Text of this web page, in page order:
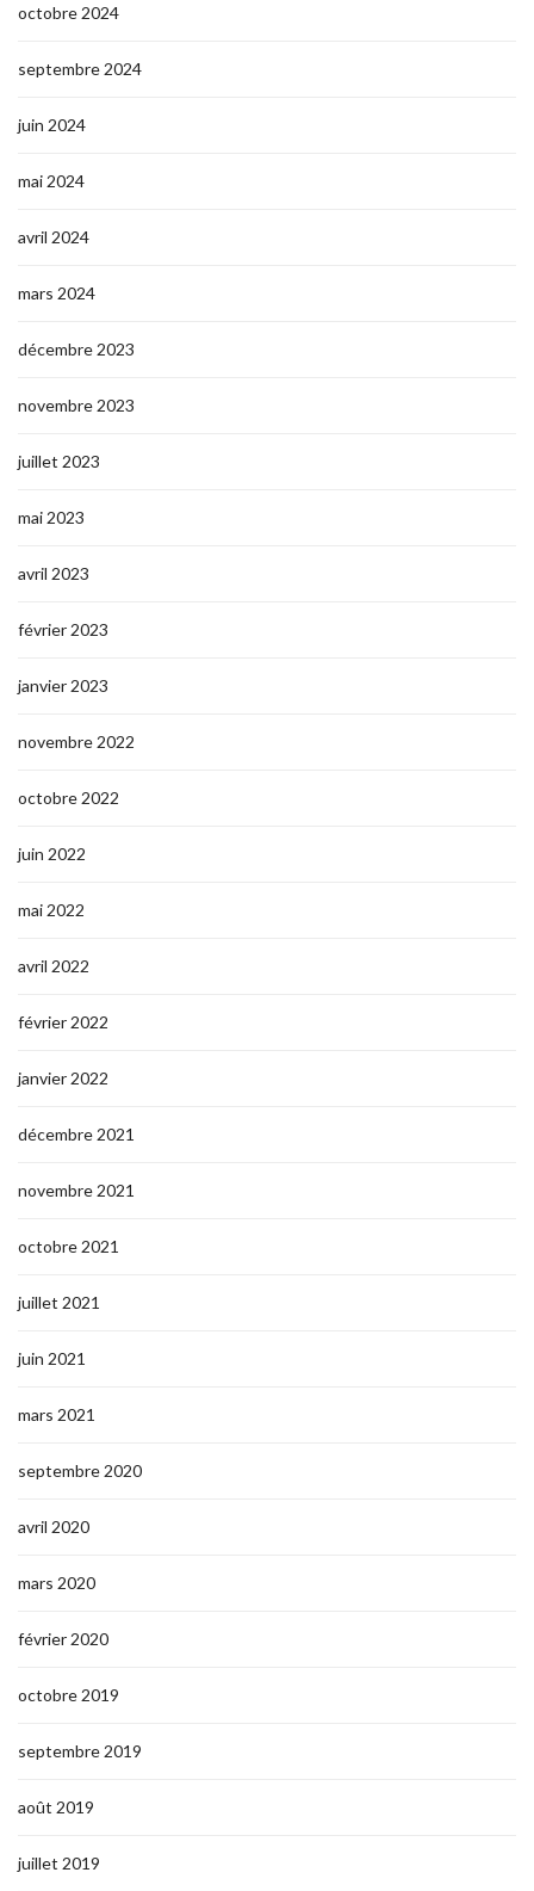
octobre 2024
septembre 2024
juin 2024
mai 2024
avril 2024
mars 2024
décembre 2023
novembre 2023
juillet 2023
mai 2023
avril 2023
février 2023
janvier 2023
novembre 2022
octobre 2022
juin 2022
mai 2022
avril 2022
février 2022
janvier 2022
décembre 2021
novembre 2021
octobre 2021
juillet 2021
juin 2021
mars 2021
septembre 2020
avril 2020
mars 2020
février 2020
octobre 2019
septembre 2019
août 2019
juillet 2019